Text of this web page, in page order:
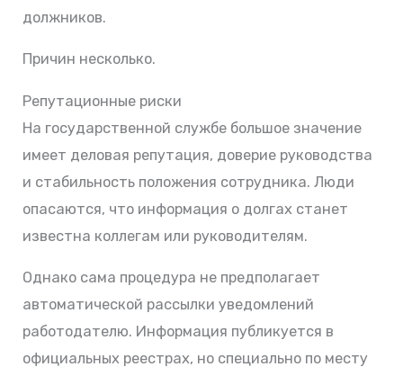
должников.
Причин несколько.
Репутационные риски
На государственной службе большое значение
имеет деловая репутация, доверие руководства
и стабильность положения сотрудника. Люди
опасаются, что информация о долгах станет
известна коллегам или руководителям.
Однако сама процедура не предполагает
автоматической рассылки уведомлений
работодателю. Информация публикуется в
официальных реестрах, но специально по месту